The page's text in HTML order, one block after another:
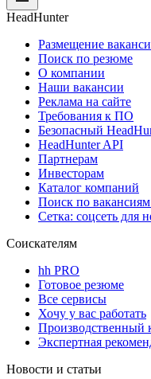
HeadHunter
Размещение
Поиск по резюме
О компании
Наши вакансии
Реклама на сайте
Требования к ПО
Безопасный
HeadHunter API
Партнерам
Инвесторам
Каталог компаний
Поиск по
Сетка: соцсеть для
Соискателям
hh PRO
Готовое резюме
Все сервисы
Хочу у вас работать
Производственный
Экспертная
Новости и статьи